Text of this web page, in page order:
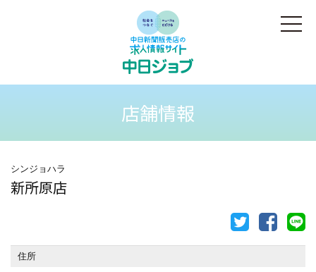
店舗情報
シンジョハラ
新所原店
住所